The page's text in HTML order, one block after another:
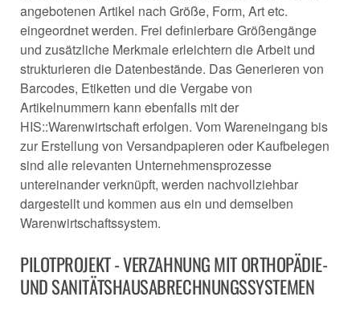
angebotenen Artikel nach Größe, Form, Art etc.
eingeordnet werden. Frei definierbare Größengänge
und zusätzliche Merkmale erleichtern die Arbeit und
strukturieren die Datenbestände. Das Generieren von
Barcodes, Etiketten und die Vergabe von
Artikelnummern kann ebenfalls mit der
HIS::Warenwirtschaft erfolgen. Vom Wareneingang bis
zur Erstellung von Versandpapieren oder Kaufbelegen
sind alle relevanten Unternehmensprozesse
untereinander verknüpft, werden nachvollziehbar
dargestellt und kommen aus ein und demselben
Warenwirtschaftssystem.
PILOTPROJEKT - VERZAHNUNG MIT ORTHOPÄDIE-
UND SANITÄTSHAUSABRECHNUNGSSYSTEMEN